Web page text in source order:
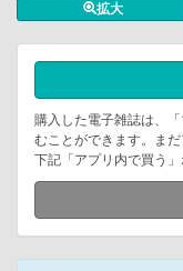
拡大
購入した電子雑誌は、
むことができます。ま
下記「アプリ内で買う